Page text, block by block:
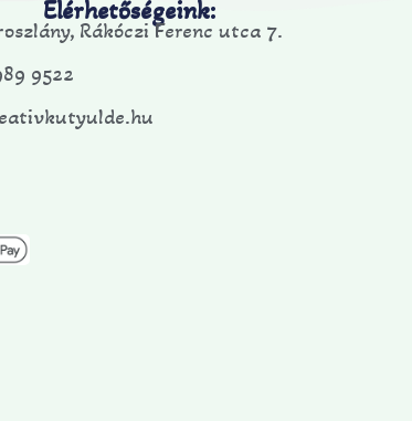
Elérhetőségeink:
Rákóczi Ferenc utca 7.
9522